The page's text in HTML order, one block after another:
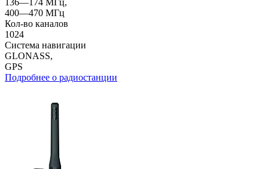
400—470 МГц
Кол-во каналов
1024
Система навигации
GLONASS,
GPS
Подробнее о радиостанции